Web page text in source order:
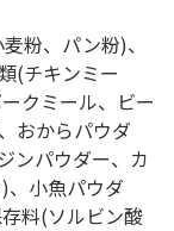
粉、パン粉)、
(チキンミー
クミール、ビー
おからパウダ
ンパウダー、カ
、小魚パウダ
料(ソルビン酸